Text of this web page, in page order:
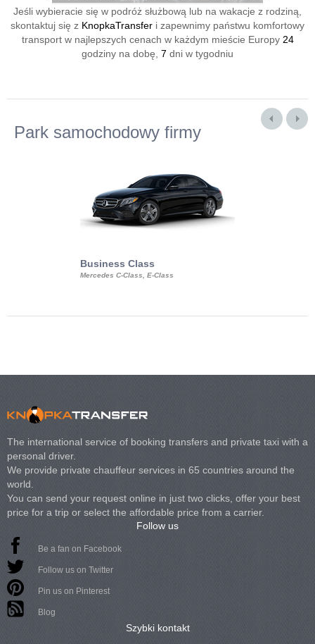
Jeśli wybieracie się w podróż służbową lub na wakacje z rodziną,
skontaktuj się z KnopkaTransfer i zapewnimy państwu komfortowy
transport w najlepszych cenach w każdym mieście Europy 24
godziny na dobę, 7 dni w tygodniu
Park samochodowy firmy
Business Class
Mercedes C-Class, E-Class
The international service of booking transfers and private taxi with a
personal driver.
We provide private chauffeur services in 65 countries around the
world.
You can send your request online in just two clicks, offer your best
price for a trip or select the affordable price from a carrier.
Follow us
Be a fan on Facebook
Follow us on Twitter
Pin us on Pinterest
Blog
Szybki kontakt